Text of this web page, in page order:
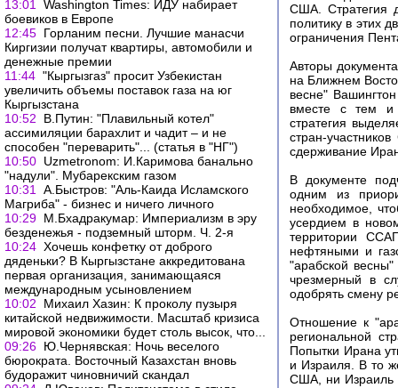
13:01
Washington Times: ИДУ набирает
боевиков в Европе
12:45 Горланим песни. Лучшие манасчи
Киргизии получат квартиры, автомобили и
денежные премии
11:44 "Кыргызгаз" просит Узбекистан
увеличить объемы поставок газа на юг
Кыргызстана
10:52
В.Путин: "Плавильный котел"
ассимиляции барахлит и чадит – и не
способен "переварить"... (статья в "НГ")
10:50 Uzmetronom: И.Каримова банально
"надули". Мубарекским газом
10:31
А.Быстров: "Аль-Каида Исламского
Магриба" - бизнес и ничего личного
10:29 М.Бхадракумар: Империализм в эру
безденежья - подземный шторм. Ч. 2-я
10:24 Хочешь конфетку от доброго
дяденьки? В Кыргызстане аккредитована
первая организация, занимающаяся
международным усыновлением
10:02
Михаил Хазин: К проколу пузыря
китайской недвижимости. Масштаб кризиса
мировой экономики будет столь высок, что...
09:26 Ю.Чернявская: Ночь веселого
бюрократа. Восточный Казахстан вновь
будоражит чиновничий скандал
США. Стратегия
политику в этих
ограничения
Авторы
на Ближнем
весне"
вместе с тем и
стратегия
стран-
сдерживание
В документе
одним из
необходимое,
усердием в
территории
нефтяными и
"арабской
чрезмерный в
одобрять смену
Отношение к
региональной
Попытки Ирана
и Израиля. В то
США, ни Израиль